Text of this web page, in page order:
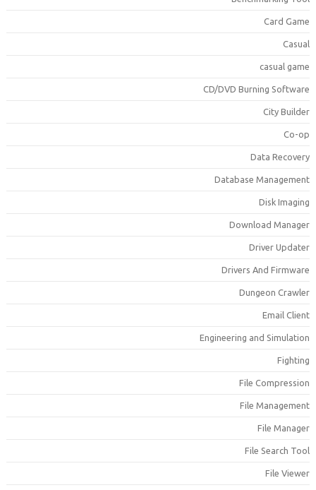
Card
casual
CD/DVD Burning
City
Co-
Data
Database
Disk
Download
Driver
Drivers And
Dungeon
Email
Engineering and
File
File
File
File Search
File